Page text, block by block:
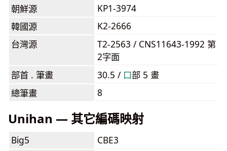
朝鮮源
KP1-3974
韓國源
K2-2666
台灣源
T2-2563 / CNS11643-1992 第
2字面
部首 . 筆畫
30.5 / ⼝部 5 畫
總筆畫
8
Unihan — 其它編碼映射
Big5
CBE3